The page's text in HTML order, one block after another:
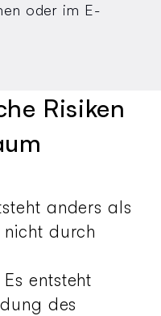
oder im E-
Risiken
anders als
durch
entsteht
des